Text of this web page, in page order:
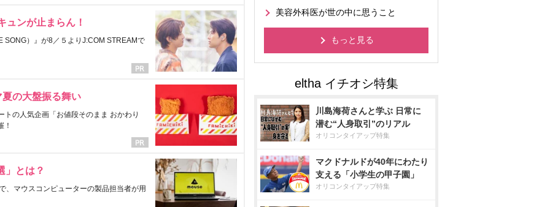
ュンが止まらん！
SONG）』が8／５よりJ:COM STREAMで
の大盤振る舞い
の人気企画「お値段そのまま おかわり
！
」とは？
、マウスコンピューターの製品担当者が用
美容外科医が世の中に思うこと
もっと見る
川島海荷さんと学ぶ 日常に
潜む“人身取引”のリアル
オリコンタイアップ特集
マクドナルドが40年にわたり
支える「小学生の甲子園」
オリコンタイアップ特集